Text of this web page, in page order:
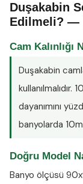
Duşakabin
Edilmeli? —
Cam Kalınlığı
Duşakabin
dayanımını
banyolarda
Doğru Model
Banyo ölçüsü